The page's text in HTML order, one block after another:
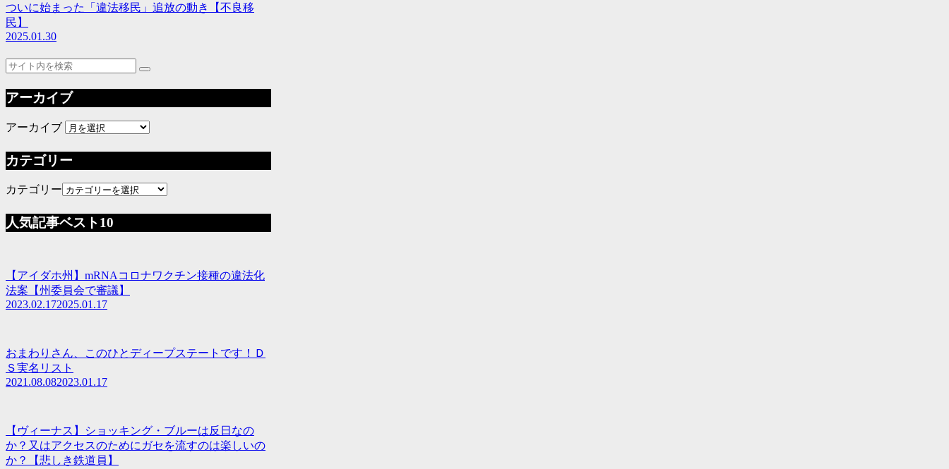
ついに始まった「違法移民」追放の動き【不良移
民】
2025.01.30
アーカイブ
アーカイブ
カテゴリー
カテゴリー
人気記事ベスト10
【アイダホ州】mRNAコロナワクチン接種の違法化
法案【州委員会で審議】
2023.02.172025.01.17
おまわりさん、このひとディープステートです！Ｄ
Ｓ実名リスト
2021.08.082023.01.17
【ヴィーナス】ショッキング・ブルーは反日なの
か？又はアクセスのためにガセを流すのは楽しいの
か？【悲しき鉄道員】